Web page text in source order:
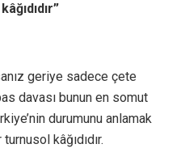
geriye sadece çete
davası bunun en somut
durumunu anlamak
kâğıdıdır.